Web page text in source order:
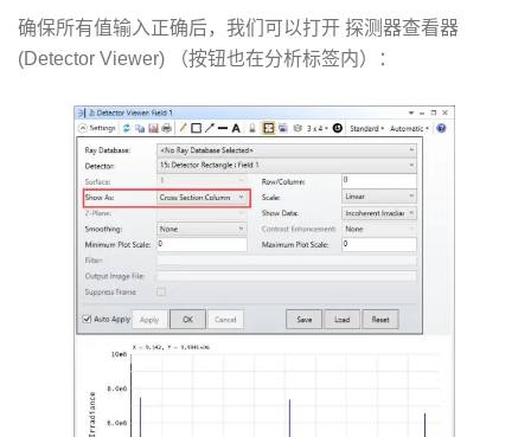
确保所有值输入正确后，我们可以打开 探测器查看器
(Detector Viewer) （按钮也在分析标签内）：